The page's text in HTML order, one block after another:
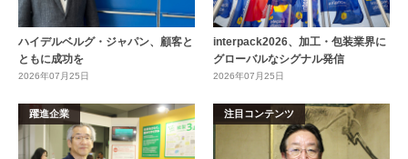
ハイデルベルグ・ジャパン、顧客と
ともに成功を
2026年07月25日
interpack2026、加工・包装業界に
グローバルなシグナル発信
2026年07月25日
躍進企業 注目コンテンツ